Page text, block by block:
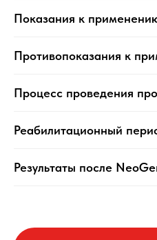
Показания к
Противопоказания к
Процесс проведения
Реабилитационный
Результаты после